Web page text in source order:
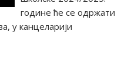
године ће се одржати
у канцеларији